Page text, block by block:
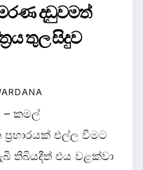
දඩුවමත්
තුල සිදුව
– කමල්
එල්ල වීමට
තිබියදීත් එය වළක්වා